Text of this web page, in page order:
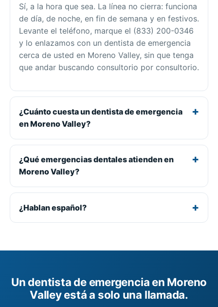
Sí, a la hora que sea. La línea no cierra: funciona
de día, de noche, en fin de semana y en festivos.
Levante el teléfono, marque el (833) 200-0346
y lo enlazamos con un dentista de emergencia
cerca de usted en Moreno Valley, sin que tenga
que andar buscando consultorio por consultorio.
¿Cuánto cuesta un dentista de emergencia
en Moreno Valley?
¿Qué emergencias dentales atienden en
Moreno Valley?
¿Hablan español?
Un dentista de emergencia en Moreno
Valley está a solo una llamada.